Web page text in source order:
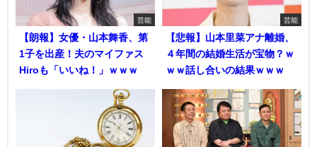
芸能
【朗報】女優・山本舞香、第
1子を出産！夫のマイファス
Hiroも「いいね！」ｗｗｗ
芸能
【悲報】山本里菜アナ離婚、
４年間の結婚生活が宝物？ｗ
ｗｗ話し合いの結果ｗｗｗ